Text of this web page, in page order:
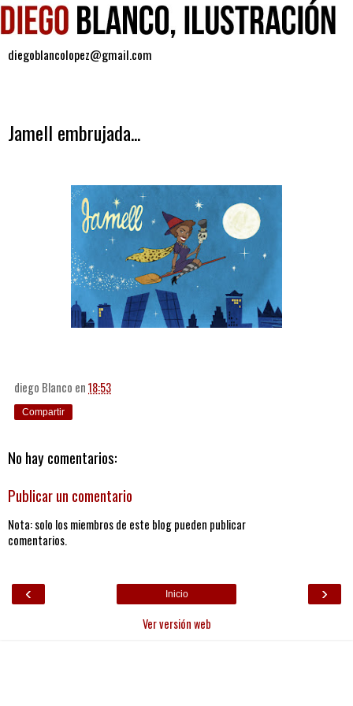
diegoblancolopez@gmail.com
Jamell embrujada...
diego Blanco en18:53
Compartir
No hay comentarios:
Publicar un comentario
Nota: solo los miembros de este blog pueden publicar
comentarios.
‹ ›
Inicio
Ver versión web